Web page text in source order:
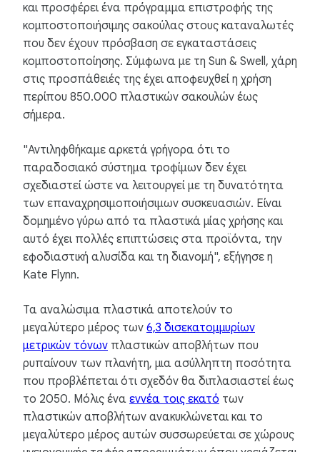
και προσφέρει ένα πρόγραμμα επιστροφής της
κομποστοποιήσιμης σακούλας στους καταναλωτές
που δεν έχουν πρόσβαση σε εγκαταστάσεις
κομποστοποίησης. Σύμφωνα με τη Sun & Swell, χάρη
στις προσπάθειές της έχει αποφευχθεί η χρήση
περίπου 850.000 πλαστικών σακουλών έως
σήμερα.
"Αντιληφθήκαμε αρκετά γρήγορα ότι το
παραδοσιακό σύστημα τροφίμων δεν έχει
σχεδιαστεί ώστε να λειτουργεί με τη δυνατότητα
των επαναχρησιμοποιήσιμων συσκευασιών. Είναι
δομημένο γύρω από τα πλαστικά μίας χρήσης και
αυτό έχει πολλές επιπτώσεις στα προϊόντα, την
εφοδιαστική αλυσίδα και τη διανομή", εξήγησε η
Kate Flynn.
Τα αναλώσιμα πλαστικά αποτελούν το
μεγαλύτερο μέρος των 6,3 δισεκατομμυρίων
μετρικών τόνων πλαστικών αποβλήτων που
ρυπαίνουν των πλανήτη, μια ασύλληπτη ποσότητα
που προβλέπεται ότι σχεδόν θα διπλασιαστεί έως
το 2050. Μόλις ένα εννέα τοις εκατό των
πλαστικών αποβλήτων ανακυκλώνεται και το
μεγαλύτερο μέρος αυτών συσσωρεύεται σε χώρους